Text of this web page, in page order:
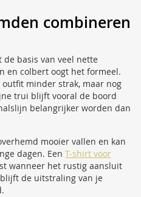
combineren
de basis van veel nette
en colbert oogt het formeel.
minder strak, maar nog
trui blijft vooral de boord
belangrijker worden dan
mooier vallen en kan
dagen. Een T-shirt voor
wanneer het rustig aansluit
de uitstraling van je